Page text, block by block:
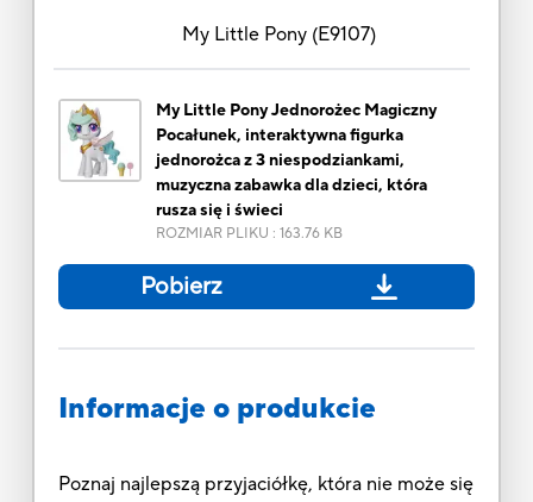
My Little Pony(E9107)
My Little Pony Jednorożec Magiczny
Pocałunek, interaktywna figurka
jednorożca z 3 niespodziankami,
muzyczna zabawka dla dzieci, która
rusza się i świeci
ROZMIAR PLIKU : 163.76 KB
Pobierz
Informacje o produkcie
Poznaj najlepszą przyjaciółkę, która nie może się